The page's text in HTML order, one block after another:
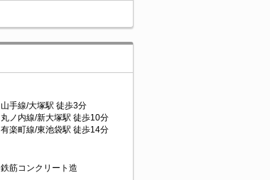
山手線/大塚駅 徒歩3分
丸ノ内線/新大塚駅 徒歩10分
有楽町線/東池袋駅 徒歩14分
鉄筋コンクリート造